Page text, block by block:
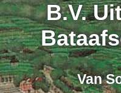
B.V.
Van